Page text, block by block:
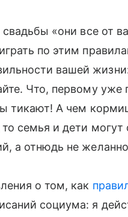
«они все от
по этим
вашей
Что, первому
тикают! А чем
семья и дети могут
а отнюдь не
о том, как
социума: я